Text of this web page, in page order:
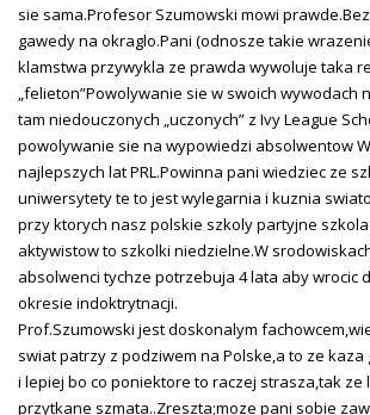
sie sama.Profesor Szumowski mowi
gawedy na okraglo.Pani (odnosze takie
klamstwa przywykla ze prawda wywoluje taka
„felieton”Powolywanie sie w swoich wywodach
tam niedouczonych „uczonych” z Ivy League
powolywanie sie na wypowiedzi absolwentow
najlepszych lat PRL.Powinna pani wiedziec ze
uniwersytety te to jest wylegarnia i kuznia
przy ktorych nasz polskie szkoly partyjne
aktywistow to szkolki niedzielne.W
absolwenci tychze potrzebuja 4 lata aby wrocic
okresie indoktrytnacji.
Prof.Szumowski jest doskonalym
swiat patrzy z podziwem na Polske,a to ze kaza
i lepiej bo co poniektore to raczej strasza,tak
przytkane szmata..Zreszta;moze pani sobie